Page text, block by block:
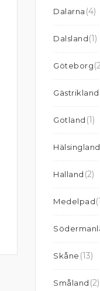
Dalarna (4)
Dalsland(1)
Göteborg
Gästrikland
Gotland (1)
Hälsingland
Halland (2)
Medelpad
Skåne (13)
Småland (2)